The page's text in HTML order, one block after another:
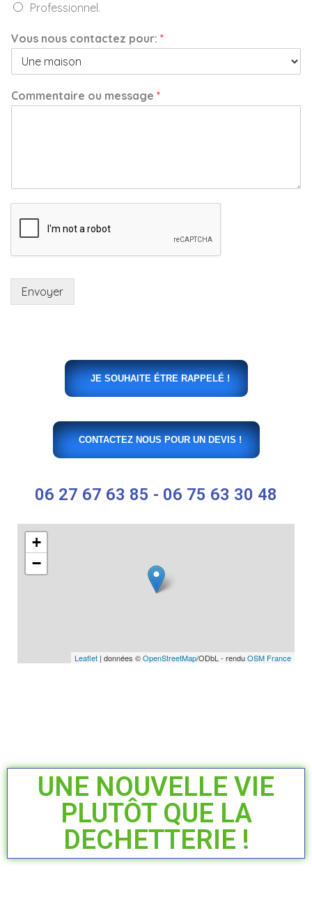
Professionnel.
Vous nous contactez pour: *
Commentaire ou message *
Envoyer
JE SOUHAITE ÉTRE RAPPELÉ !
CONTACTEZ NOUS POUR UN DEVIS !
06 27 67 63 85 - 06 75 63 30 48
+
−
Leaflet | données ©OpenStreetMap/ODbL - renduOSM France
UNE NOUVELLE VIE
PLUTÔT QUE LA
DECHETTERIE !